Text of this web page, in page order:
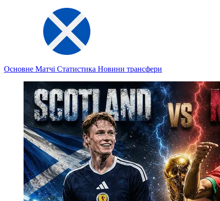
Основне Матчі Статистика Новини трансфери